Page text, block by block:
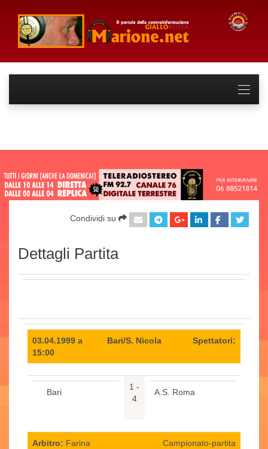
Condividi su
Dettagli Partita
03.04.1999 a
15:00
Bari/S. Nicola Spettatori:
Bari
1 -
4
A.S. Roma
Arbitro: Farina Campionato-partita